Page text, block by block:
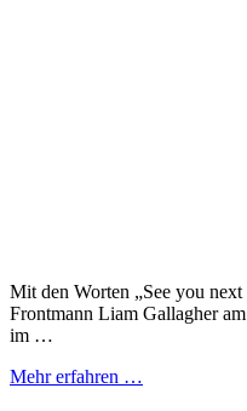
Mit den Worten „See you next
Frontmann Liam Gallagher
im …
Mehr erfahren …